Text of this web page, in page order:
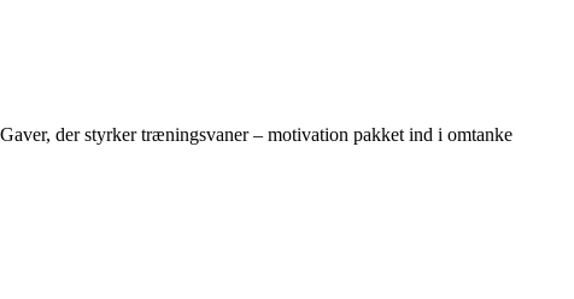
Gaver, der styrker træningsvaner – motivation pakket ind i omtanke